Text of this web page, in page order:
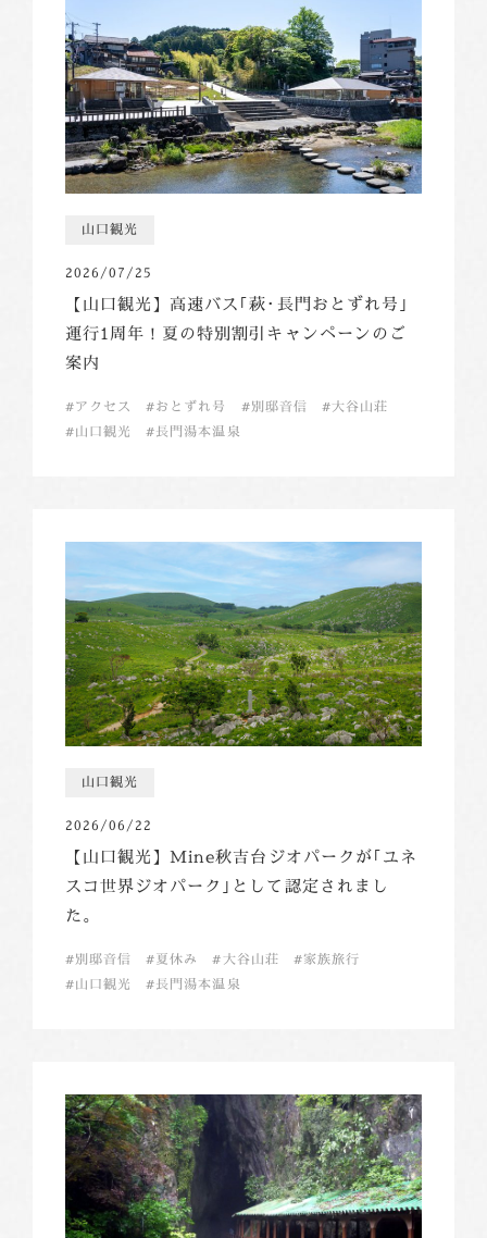
山口観光
2026/07/25
【山口観光】高速バス｢萩･長門おとずれ号｣
運行1周年！夏の特別割引キャンペーンのご
案内
アクセス おとずれ号 別邸音信
大谷山荘
山口観光
長門湯本温泉
山口観光
2026/06/22
【山口観光】Mine秋吉台ジオパークが｢ユネ
スコ世界ジオパーク｣として認定されまし
た。
別邸音信 夏休み 大谷山荘
家族旅行
山口観光
長門湯本温泉